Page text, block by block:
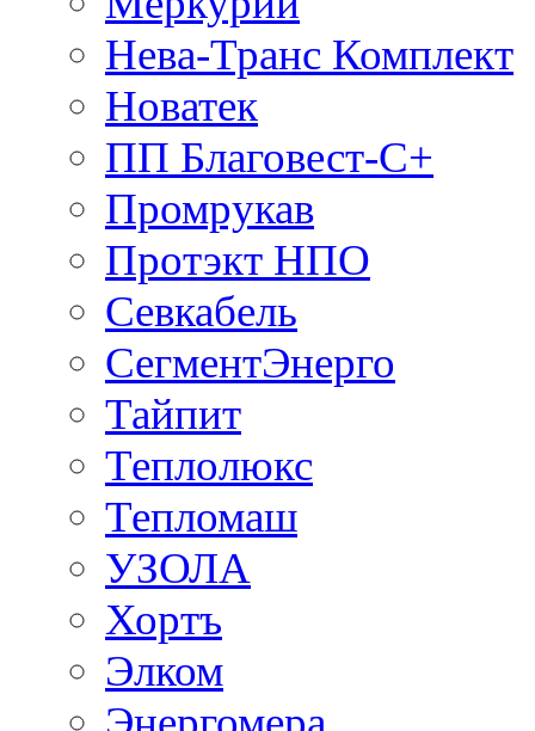
Нева-Транс Комплект
Новатек
ПП Благовест-С+
Промрукав
Протэкт НПО
Севкабель
СегментЭнерго
Тайпит
Теплолюкс
Тепломаш
УЗОЛА
Хортъ
Элком